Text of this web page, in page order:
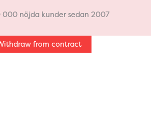
a
g
000 nöjda kunder sedan 2007
from contract